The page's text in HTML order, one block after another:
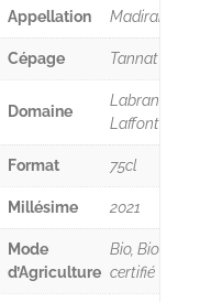
Appellation Madiran
Cépage Tannat
Domaine
Labranche-
Laffont
Format 75cl
Millésime 2021
Mode
d’Agriculture
Bio, Bio
certifié